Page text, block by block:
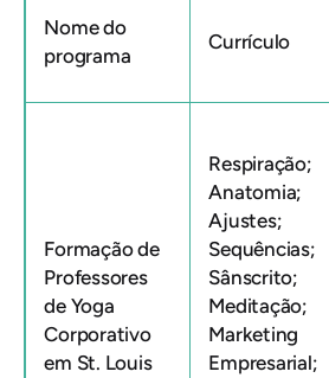
Nome do
programa
Currículo
Formação de
Professores
de Yoga
Corporativo
em St. Louis
Respiração;
Anatomia;
Ajustes;
Sequências;
Sânscrito;
Meditação;
Marketing
Empresarial;